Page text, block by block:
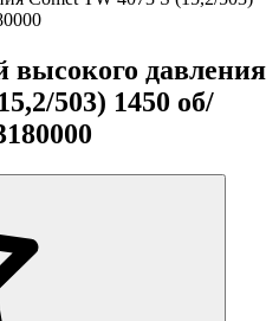
давления
503) 1450 об/